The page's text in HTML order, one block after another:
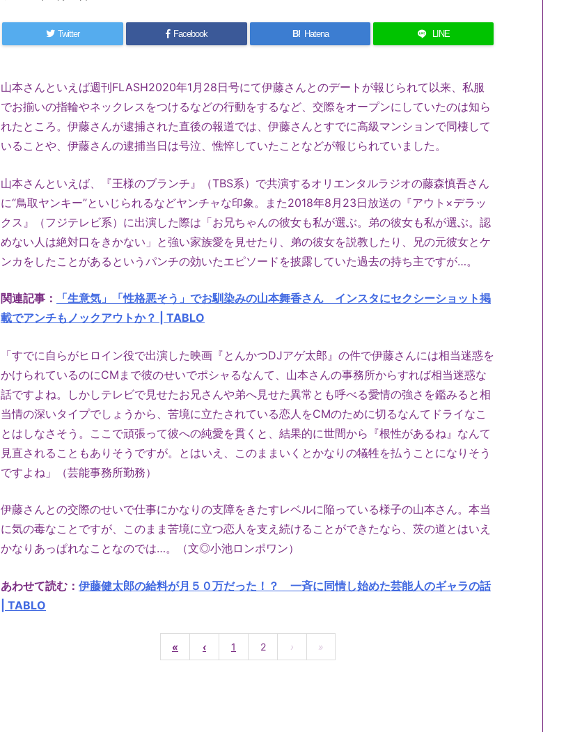
Twitter Facebook B! Hatena LINE
山本さんといえば週刊FLASH2020年1月28日号にて伊藤さんとのデートが報じられて以来、私服
でお揃いの指輪やネックレスをつけるなどの行動をするなど、交際をオープンにしていたのは知ら
れたところ。伊藤さんが逮捕された直後の報道では、伊藤さんとすでに高級マンションで同棲して
いることや、伊藤さんの逮捕当日は号泣、憔悴していたことなどが報じられていました。
山本さんといえば、『王様のブランチ』（TBS系）で共演するオリエンタルラジオの藤森慎吾さん
に“鳥取ヤンキー”といじられるなどヤンチャな印象。また2018年8月23日放送の『アウト×デラッ
クス』（フジテレビ系）に出演した際は「お兄ちゃんの彼女も私が選ぶ。弟の彼女も私が選ぶ。認
めない人は絶対口をきかない」と強い家族愛を見せたり、弟の彼女を説教したり、兄の元彼女とケ
ンカをしたことがあるというパンチの効いたエピソードを披露していた過去の持ち主ですが…。
関連記事：
「生意気」「性格悪そう」でお馴染みの山本舞香さん インスタにセクシーショット掲
載でアンチもノックアウトか？ | TABLO
「すでに自らがヒロイン役で出演した映画『とんかつDJアゲ太郎』の件で伊藤さんには相当迷惑を
かけられているのにCMまで彼のせいでポシャるなんて、山本さんの事務所からすれば相当迷惑な
話ですよね。しかしテレビで見せたお兄さんや弟へ見せた異常とも呼べる愛情の強さを鑑みると相
当情の深いタイプでしょうから、苦境に立たされている恋人をCMのために切るなんてドライなこ
とはしなさそう。ここで頑張って彼への純愛を貫くと、結果的に世間から『根性があるね』なんて
見直されることもありそうですが。とはいえ、このままいくとかなりの犠牲を払うことになりそう
ですよね」（芸能事務所勤務）
伊藤さんとの交際のせいで仕事にかなりの支障をきたすレベルに陥っている様子の山本さん。本当
に気の毒なことですが、このまま苦境に立つ恋人を支え続けることができたなら、茨の道とはいえ
かなりあっぱれなことなのでは…。（文◎小池ロンポワン）
あわせて読む： 伊藤健太郎の給料が月５０万だった！？ 一斉に同情し始めた芸能人のギャラの話
| TABLO
« ‹ 1 2 › »